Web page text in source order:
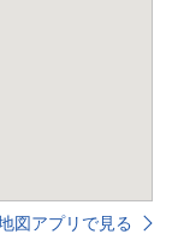
図アプリで見る